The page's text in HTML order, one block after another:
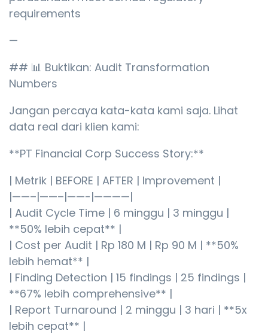
requirements
—
## 📊 Buktikan: Audit Transformation
Numbers
Jangan percaya kata-kata kami saja. Lihat
data real dari klien kami:
**PT Financial Corp Success Story:**
| Metrik | BEFORE | AFTER | Improvement |
|——–|——–|——-|————|
| Audit Cycle Time | 6 minggu | 3 minggu |
**50% lebih cepat** |
| Cost per Audit | Rp 180 M | Rp 90 M | **50%
lebih hemat** |
| Finding Detection | 15 findings | 25 findings |
**67% lebih comprehensive** |
| Report Turnaround | 2 minggu | 3 hari | **5x
lebih cepat** |